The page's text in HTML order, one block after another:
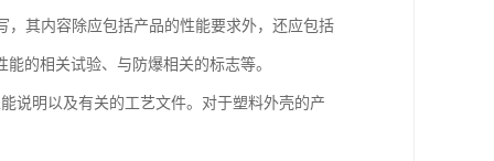
其内容除应包括产品的性能要求外，还应包括
的相关试验、与防爆相关的标志等。
说明以及有关的工艺文件。对于塑料外壳的产